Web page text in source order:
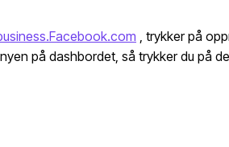
, trykker på
på dashbordet, så trykker du på